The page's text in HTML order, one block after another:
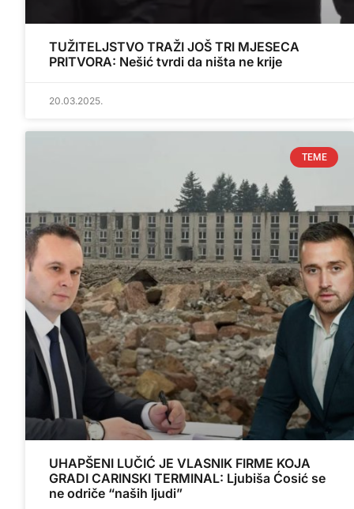
TUŽITELJSTVO TRAŽI JOŠ TRI MJESECA
PRITVORA: Nešić tvrdi da ništa ne krije
20.03.2025.
TEME
UHAPŠENI LUČIĆ JE VLASNIK FIRME KOJA
GRADI CARINSKI TERMINAL: Ljubiša Ćosić se
ne odriče “naših ljudi”